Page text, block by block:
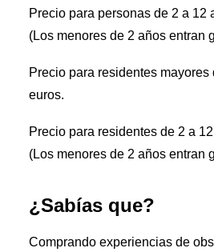
Precio para personas de 2 a 12
(Los menores de 2 años entran
Precio para residentes mayores
euros.
Precio para residentes de 2 a
(Los menores de 2 años entran
¿Sabías que?
Comprando experiencias de